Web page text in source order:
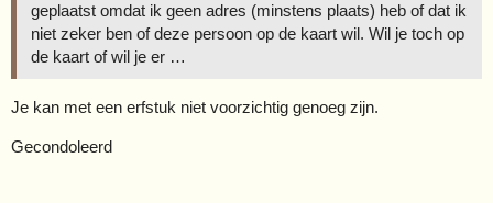
geplaatst omdat ik geen adres (minstens plaats) heb of dat ik
niet zeker ben of deze persoon op de kaart wil. Wil je toch op
de kaart of wil je er …
Je kan met een erfstuk niet voorzichtig genoeg zijn.
Gecondoleerd